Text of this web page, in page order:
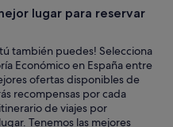
lugar para reservar
también puedes! Selecciona
Económico en España entre
ofertas disponibles de
recompensas por cada
de viajes por
Tenemos las mejores